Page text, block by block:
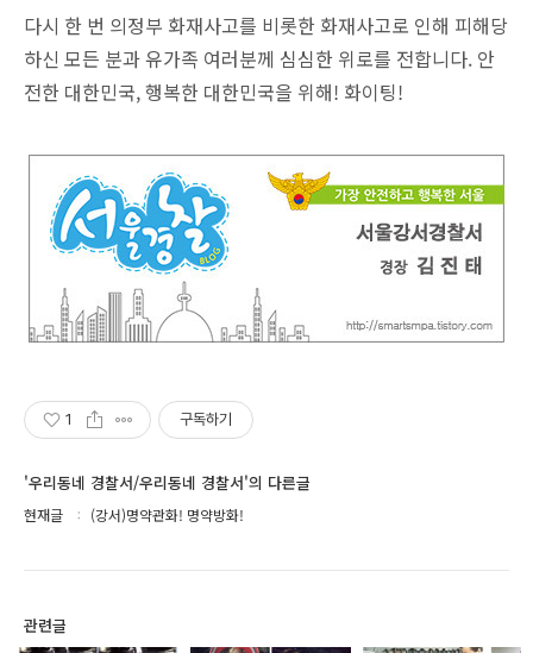
다시 한 번 의정부 화재사고를 비롯한 화재사고로 인해 피해당
하신 모든 분과 유가족 여러분께 심심한 위로를 전합니다. 안
전한 대한민국, 행복한 대한민국을 위해! 화이팅!
1 구독하기
'우리동네 경찰서/우리동네 경찰서'의 다른글
현재글 (강서)명약관화! 명약방화!
관련글